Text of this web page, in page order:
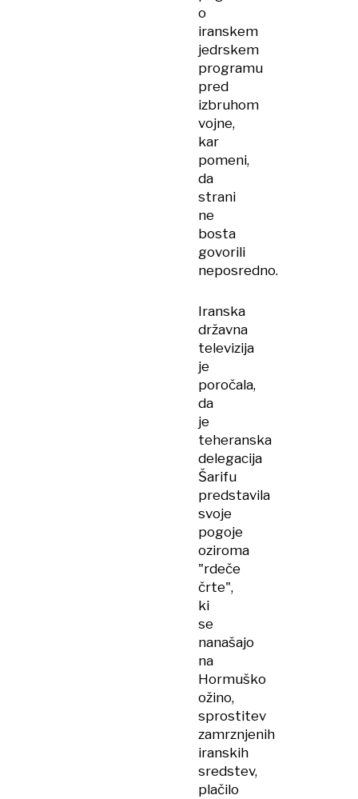
o
iranskem
jedrskem
programu
pred
izbruhom
vojne,
kar
pomeni,
da
strani
ne
bosta
govorili
neposredno.
Iranska
državna
televizija
je
poročala,
da
je
teheranska
delegacija
Šarifu
predstavila
svoje
pogoje
oziroma
"rdeče
črte",
ki
se
nanašajo
na
Hormuško
ožino,
sprostitev
zamrznjenih
iranskih
sredstev,
plačilo